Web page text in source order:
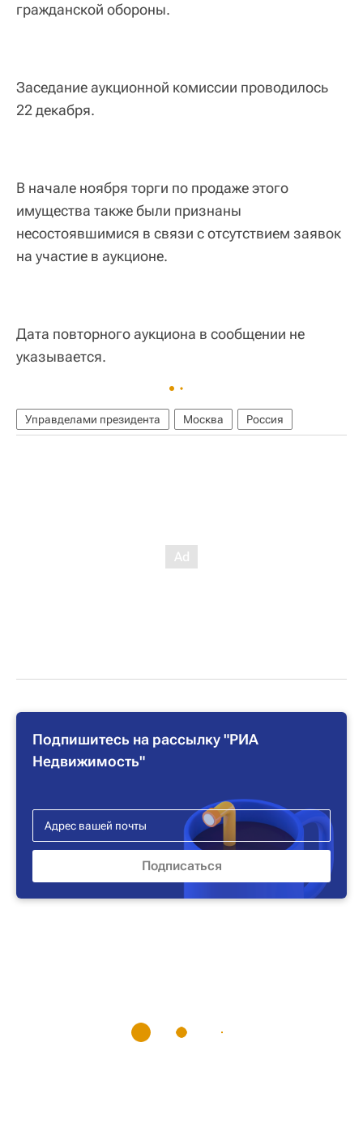
гражданской обороны.
Заседание аукционной комиссии проводилось
22 декабря.
В начале ноября торги по продаже этого
имущества также были признаны
несостоявшимися в связи с отсутствием заявок
на участие в аукционе.
Дата повторного аукциона в сообщении не
указывается.
Управделами президента Москва Россия
Подпишитесь на рассылку "РИА
Недвижимость"